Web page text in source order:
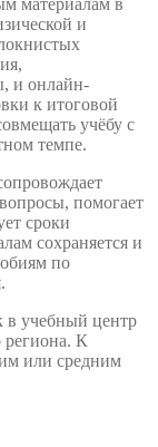
материалам в
и
и онлайн-
к итоговой
учёбу с
темпе.
помогает
сроки
сохраняется и
по
в учебный центр
региона. К
или средним